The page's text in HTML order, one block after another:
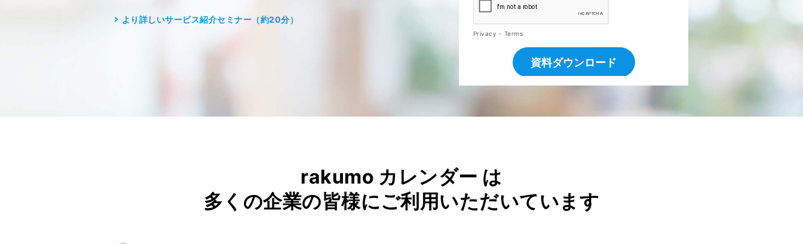
より詳しいサービス紹介セミナー（約20分）
rakumo カレンダー は
多くの企業の皆様にご利用いただいています